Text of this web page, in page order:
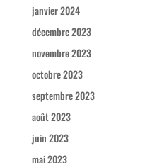
janvier 2024
décembre 2023
novembre 2023
octobre 2023
septembre 2023
août 2023
juin 2023
mai 2023